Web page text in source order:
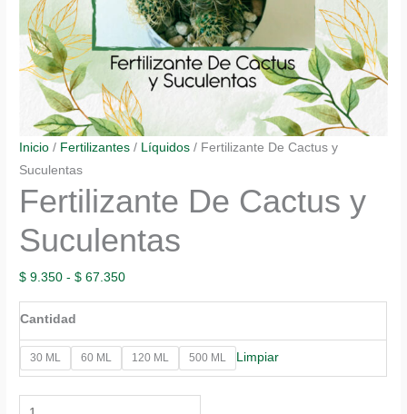
Inicio / Fertilizantes / Líquidos / Fertilizante De Cactus y
Suculentas
Fertilizante De Cactus y
Suculentas
$ 9.350 - $ 67.350Rango
de
desde
$ 9.350
Cantidad
30 ML 60 ML 120 ML 500 ML Limpiar
Fertilizante